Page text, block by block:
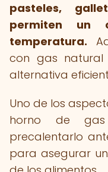
pasteles,
permiten un
temperatura.
con gas
alternativa
Uno de los
horno de
precalentarlo
para asegurar